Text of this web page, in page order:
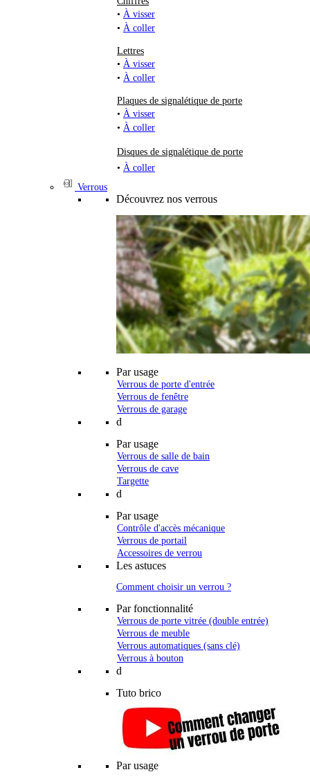
• À visser
• À coller
Lettres
• À visser
• À coller
Plaques de signalétique de porte
• À visser
• À coller
Disques de signalétique de porte
• À coller
Verrous
Découvrez nos verrous
Par usage
Verrous de porte d'entrée
Verrous de fenêtre
Verrous de garage
d
Par usage
Verrous de salle de bain
Verrous de cave
Targette
d
Par usage
Contrôle d'accès mécanique
Verrous de portail
Accessoires de verrou
Les astuces
Comment choisir un verrou ?
Par fonctionnalité
Verrous de porte vitrée (double entrée)
Verrous de meuble
Verrous automatiques (sans clé)
Verrous à bouton
d
Tuto brico
Par usage